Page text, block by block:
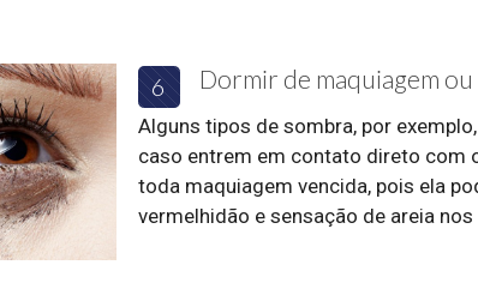
6 Dormir de maquiagem
Alguns tipos de sombra, por
caso entrem em contato direto com
toda maquiagem vencida, pois ela
vermelhidão e sensação de areia nos